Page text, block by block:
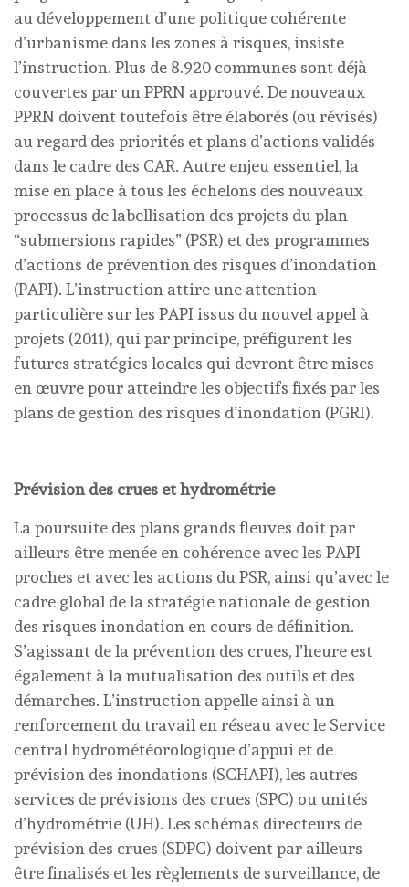
au développement d’une politique cohérente
d’urbanisme dans les zones à risques, insiste
l’instruction. Plus de 8.920 communes sont déjà
couvertes par un PPRN approuvé. De nouveaux
PPRN doivent toutefois être élaborés (ou révisés)
au regard des priorités et plans d’actions validés
dans le cadre des CAR. Autre enjeu essentiel, la
mise en place à tous les échelons des nouveaux
processus de labellisation des projets du plan
“submersions rapides” (PSR) et des programmes
d’actions de prévention des risques d’inondation
(PAPI). L’instruction attire une attention
particulière sur les PAPI issus du nouvel appel à
projets (2011), qui par principe, préfigurent les
futures stratégies locales qui devront être mises
en œuvre pour atteindre les objectifs fixés par les
plans de gestion des risques d’inondation (PGRI).
Prévision des crues et hydrométrie
La poursuite des plans grands fleuves doit par
ailleurs être menée en cohérence avec les PAPI
proches et avec les actions du PSR, ainsi qu’avec le
cadre global de la stratégie nationale de gestion
des risques inondation en cours de définition.
S’agissant de la prévention des crues, l’heure est
également à la mutualisation des outils et des
démarches. L’instruction appelle ainsi à un
renforcement du travail en réseau avec le Service
central hydrométéorologique d’appui et de
prévision des inondations (SCHAPI), les autres
services de prévisions des crues (SPC) ou unités
d’hydrométrie (UH). Les schémas directeurs de
prévision des crues (SDPC) doivent par ailleurs
être finalisés et les règlements de surveillance, de